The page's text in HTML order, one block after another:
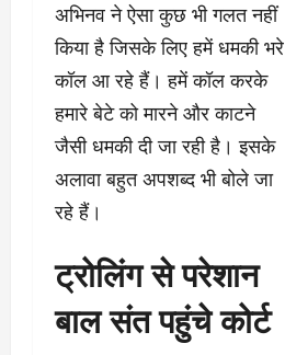
अभिनव ने ऐसा कुछ भी गलत नहीं
किया है जिसके लिए हमें धमकी भरे
कॉल आ रहे हैं। हमें कॉल करके
हमारे बेटे को मारने और काटने
जैसी धमकी दी जा रही है। इसके
अलावा बहुत अपशब्द भी बोले जा
रहे हैं।
ट्रोलिंग से परेशान
बाल संत पहुंचे कोर्ट